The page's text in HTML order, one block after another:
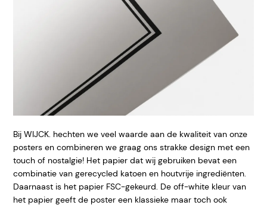
Bij WIJCK. hechten we veel waarde aan de kwaliteit van onze
posters en combineren we graag ons strakke design met een
touch of nostalgie! Het papier dat wij gebruiken bevat een
combinatie van gerecycled katoen en houtvrije ingrediënten.
Daarnaast is het papier FSC-gekeurd. De off-white kleur van
het papier geeft de poster een klassieke maar toch ook